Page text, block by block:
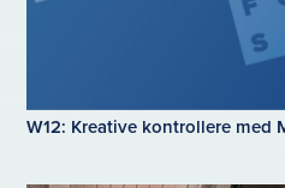
W12: Kreative kontrollere med